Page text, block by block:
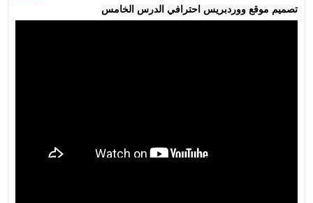
تصميم موقع ووردبريس احترافي الدرس الخامس